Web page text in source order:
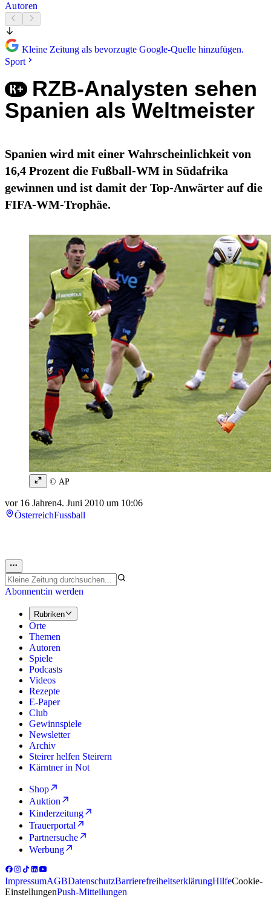
Autoren
Kleine Zeitung als bevorzugte Google-Quelle hinzufügen.
Sport
RZB-Analysten sehen
Spanien als Weltmeister
Spanien wird mit einer Wahrscheinlichkeit von
16,4 Prozent die Fußball-WM in Südafrika
gewinnen und ist damit der Top-Anwärter auf die
FIFA-WM-Trophäe.
© AP
vor 16 Jahren4. Juni 2010 um 10:06
ÖsterreichFussball
Abonnent:in werden
Rubriken
Orte
Themen
Autoren
Spiele
Podcasts
Videos
Rezepte
E-Paper
Club
Gewinnspiele
Newsletter
Archiv
Steirer helfen Steirern
Kärntner in Not
Shop
Auktion
Kinderzeitung
Trauerportal
Partnersuche
Werbung
ImpressumAGBDatenschutzBarrierefreiheitserklärungHilfeCookie-
EinstellungenPush-Mitteilungen